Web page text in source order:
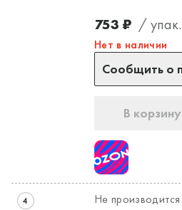
753 ₽ / упак.
Нет в наличии
Сообщить о
В корзину
4 Не производится